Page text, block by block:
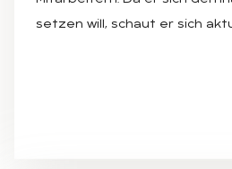
setzen will, schaut er sich